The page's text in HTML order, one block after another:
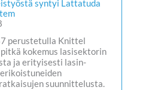
syntyi Lattatuda
perustetulla Knittel
kokemus lasisektorin
ja erityisesti lasin-
suunnittelusta.